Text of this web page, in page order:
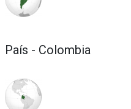
País - Colombia